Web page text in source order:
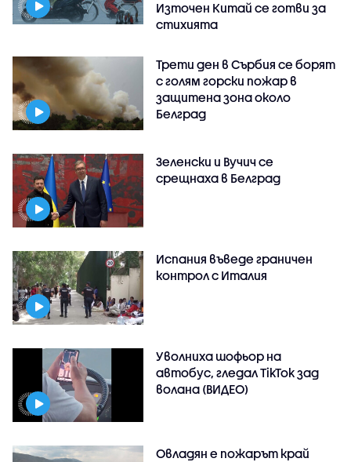
Източен Китай се готви за
стихията
Трети ден в Сърбия се борят
с голям горски пожар в
защитена зона около
Белград
Зеленски и Вучич се
срещнаха в Белград
Испания въведе граничен
контрол с Италия
Уволниха шофьор на
автобус, гледал TikTok зад
волана (ВИДЕО)
Овладян е пожарът край